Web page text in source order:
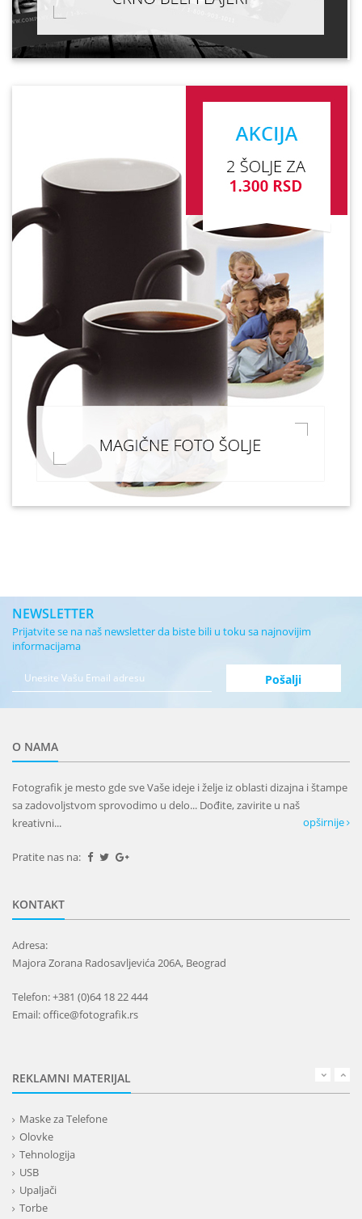
NEWSLETTER
Prijatvite se na naš newsletter da biste bili u toku sa najnovijim
informacijama
O NAMA
Fotografik je mesto gde sve Vaše ideje i želje iz oblasti dizajna i štampe
sa zadovoljstvom sprovodimo u delo... Dođite, zavirite u naš
kreativni...
opširnije
Pratite nas na:
KONTAKT
Adresa:
Majora Zorana Radosavljevića 206A, Beograd
Telefon: +381 (0)64 18 22 444
Email: office@fotografik.rs
REKLAMNI MATERIJAL
Maske za Telefone
Olovke
Tehnologija
USB
Upaljači
Torbe